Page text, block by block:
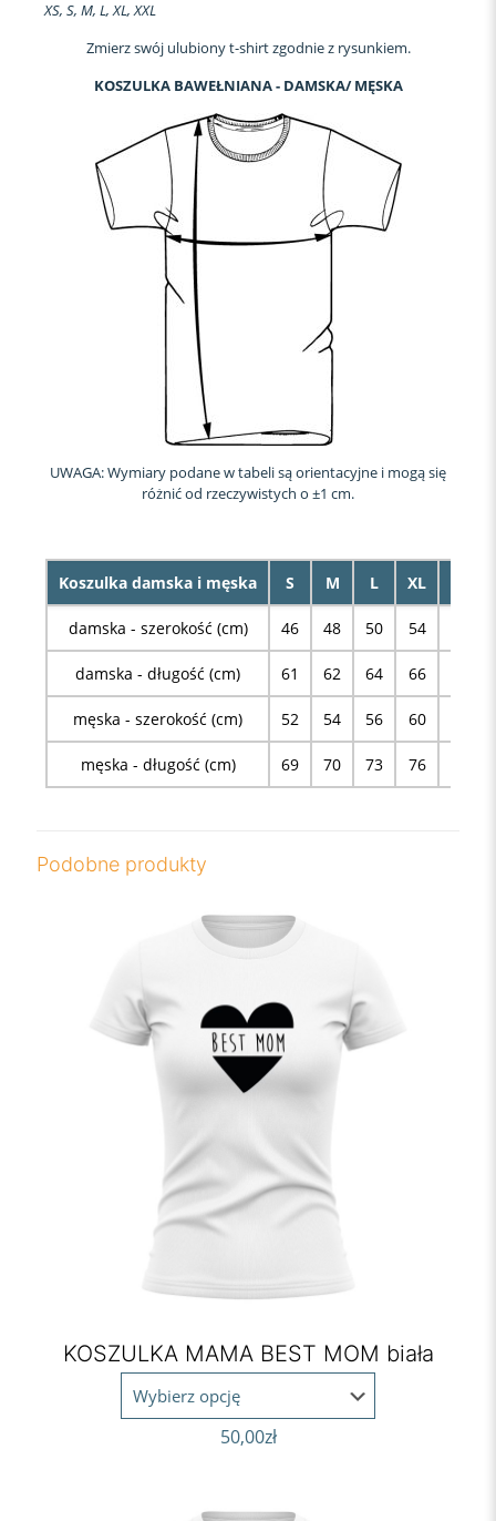
XS, S, M, L, XL, XXL
Zmierz swój ulubiony t-shirt zgodnie z rysunkiem.
KOSZULKA BAWEŁNIANA - DAMSKA/ MĘSKA
UWAGA: Wymiary podane w tabeli są orientacyjne i mogą się
różnić od rzeczywistych o ±1 cm.
Koszulka damska i męska S M L XL
damska - szerokość (cm) 46 48 50 54
damska - długość (cm) 61 62 64 66
męska - szerokość (cm) 52 54 56 60
męska - długość (cm) 69 70 73 76
Podobne produkty
KOSZULKA MAMA BEST MOM biała
50,00zł